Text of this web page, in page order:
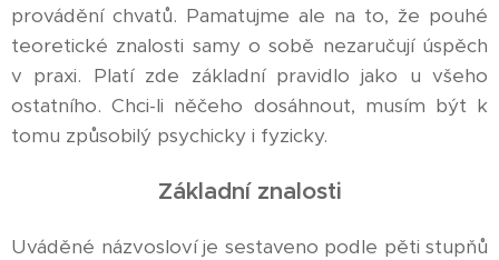
provádění chvatů. Pamatujme ale na to, že pouhé
teoretické znalosti samy o sobě nezaručují úspěch
v praxi. Platí zde základní pravidlo jako u všeho
ostatního. Chci-li něčeho dosáhnout, musím být k
tomu způsobilý psychicky i fyzicky.
Základní znalosti
Uváděné názvosloví je sestaveno podle pěti stupňů